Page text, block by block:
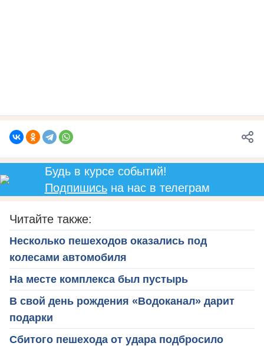
Будь в курсе событий!
Подпишисьна нас в телеграм
Читайте также:
Несколько пешеходов оказались под
колесами автомобиля
На месте комплекса был пустырь
В свой день рождения «Водоканал» дарит
подарки
Сбитого пешехода от удара подбросило